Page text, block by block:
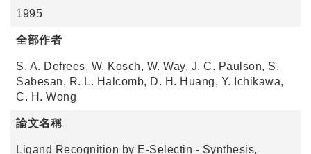
1995
全部作者
S. A. Defrees, W. Kosch, W. Way, J. C. Paulson, S.
Sabesan, R. L. Halcomb, D. H. Huang, Y. Ichikawa,
C. H. Wong
論文名稱
Ligand Recognition by E-Selectin - Synthesis,